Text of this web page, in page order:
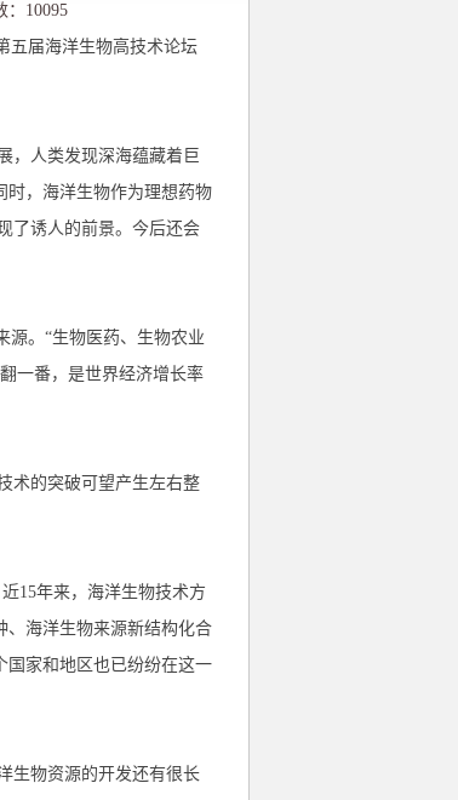
：10095
五届海洋生物高技术论坛
，人类发现深海蕴藏着巨
时，海洋生物作为理想药物
了诱人的前景。今后还会
源。“生物医药、生物农业
一番，是世界经济增长率
术的突破可望产生左右整
15年来，海洋生物技术方
、海洋生物来源新结构化合
国家和地区也已纷纷在这一
生物资源的开发还有很长